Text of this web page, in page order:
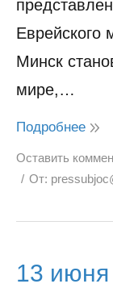
Еврейского
Минск
мире,…
Подробнее
Оставить
От:
13